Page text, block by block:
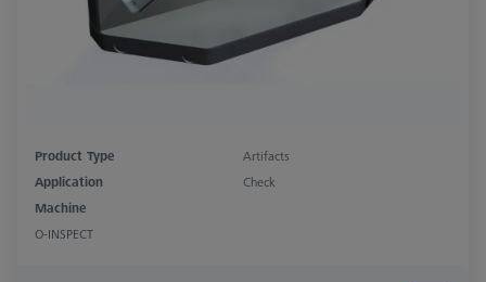
Product Type
Artifacts
Application
Check
Machine
O-INSPECT